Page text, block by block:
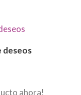
deseos
ahora!